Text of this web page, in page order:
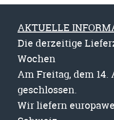
AKTUELLE
Die derzeitige
Wochen
Am Freitag, dem
geschlossen.
Wir liefern